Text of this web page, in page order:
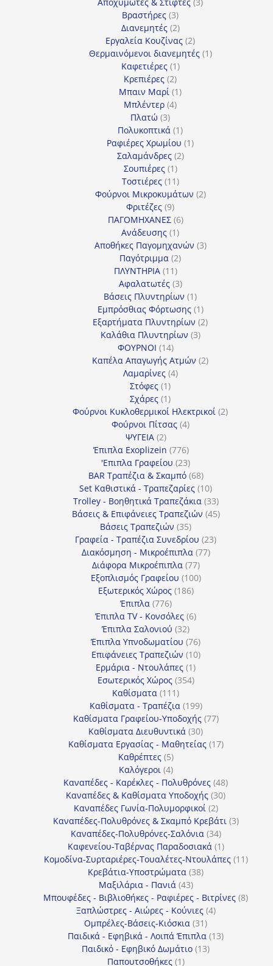
Αποχυμωτές & Στίφτες 3
Βραστήρες 33
προϊόντα
Διανεμητές 22
προϊόντα
Εργαλεία Κουζίνας 22
προϊόντα
Θερμαινόμενοι διανεμητές 11
Καφετιέρες 11
προϊόν
Κρεπιέρες 22
προϊόντα
Μπαιν Μαρί 11
Μπλέντερ 44
Πλατώ 33
προϊόντα
Πολυκοπτικά 11
προϊόν
Ραφιέρες Χρωμίου 11
Σαλαμάνδρες 22
Σουπιέρες 11
προϊόν
Τοστιέρες 1111
προϊόντα
Φούρνοι Μικροκυμάτων 22
Φριτέζες 99
προϊόντα
ΠΑΓΟΜΗΧΑΝΕΣ 66
Ανάδευσης 11
προϊόν
Αποθήκες Παγομηχανών 33
Παγότριμμα 22
ΠΛΥΝΤΗΡΙΑ 1111
προϊόντα
Αφαλατωτές 33
προϊόντα
Βάσεις Πλυντηρίων 11
προϊόν
Εμπρόσθιας Φόρτωσης 11
προϊόν
Εξαρτήματα Πλυντηρίων 22
Καλάθια Πλυντηρίων 33
ΦΟΥΡΝΟΙ 1414
προϊόντα
Καπέλα Απαγωγής Ατμών 22
Λαμαρίνες 44
Στόφες 11
προϊόν
Σχάρες 11
προϊόν
Φούρνοι Κυκλοθερμικοί Ηλεκτρικοί 22
Φούρνοι Πίτσας 44
ΨΥΓΕΙΑ 22
προϊόντα
Έπιπλα Exoplizein 776776
προϊόντα
'Επιπλα Γραφείου 2323
προϊόντα
BAR Τραπέζια & Σκαμπό 6868
προϊόντα
Set Καθιστικά - Τραπεζαρίες 1010
προϊόντα
Trolley - Βοηθητικά Τραπεζάκια 3333
προϊόντα
Βάσεις & Επιφάνειες Τραπεζιών 4545
Βάσεις Τραπεζιών 3535
προϊόντα
Γραφεία - Τραπέζια Συνεδρίου 2323
Διακόσμηση - Μικροέπιπλα 7777
Διάφορα Μικροέπιπλα 7777
προϊόντα
Εξοπλισμός Γραφείου 100100
Εξωτερικός Χώρος 186186
Έπιπλα 776776
προϊόντα
Έπιπλα TV - Κονσόλες 66
Έπιπλα Σαλονιού 3232
προϊόντα
Έπιπλα Υπνοδωματίου 7676
προϊόντα
Επιφάνειες Τραπεζιών 1010
Ερμάρια - Ντουλάπες 11
προϊόν
Εσωτερικός Χώρος 354354
Καθίσματα 111111
προϊόντα
Καθίσματα - Τραπέζια 199199
προϊόντα
Καθίσματα Γραφείου-Υποδοχής 7777
Καθίσματα Διευθυντικά 3030
προϊόντα
Καθίσματα Εργασίας - Μαθητείας 1717
Καθρέπτες 55
προϊόντα
Καλόγεροι 44
προϊόντα
Καναπέδες - Καρέκλες - Πολυθρόνες 4848
προϊόντα
Καναπέδες & Καθίσματα Υποδοχής 3030
Καναπέδες Γωνία-Πολυμορφικοί 22
προϊόντα
Καναπέδες-Πολυθρόνες & Σκαμπό Κρεβάτι 33
Καναπέδες-Πολυθρόνες-Σαλόνια 3434
προϊόντα
Καφενείου-Ταβέρνας Παραδοσιακά 11
προϊόν
Κομοδίνα-Συρταριέρες-Τουαλέτες-Ντουλάπες 1111
Κρεβάτια-Υποστρώματα 3838
Μαξιλάρια - Πανιά 4343
προϊόντα
Μπουφέδες - Βιβλιοθήκες - Ραφιέρες - Βιτρίνες 88
Ξαπλώστρες - Αιώρες - Κούνιες 44
Ομπρέλες-Βάσεις-Κιόσκια 3131
προϊόντα
Παιδικά - Εφηβικά - Λοιπά Έπιπλα 1313
Παιδικό - Εφηβικό Δωμάτιο 1313
Παπουτσοθήκες 11